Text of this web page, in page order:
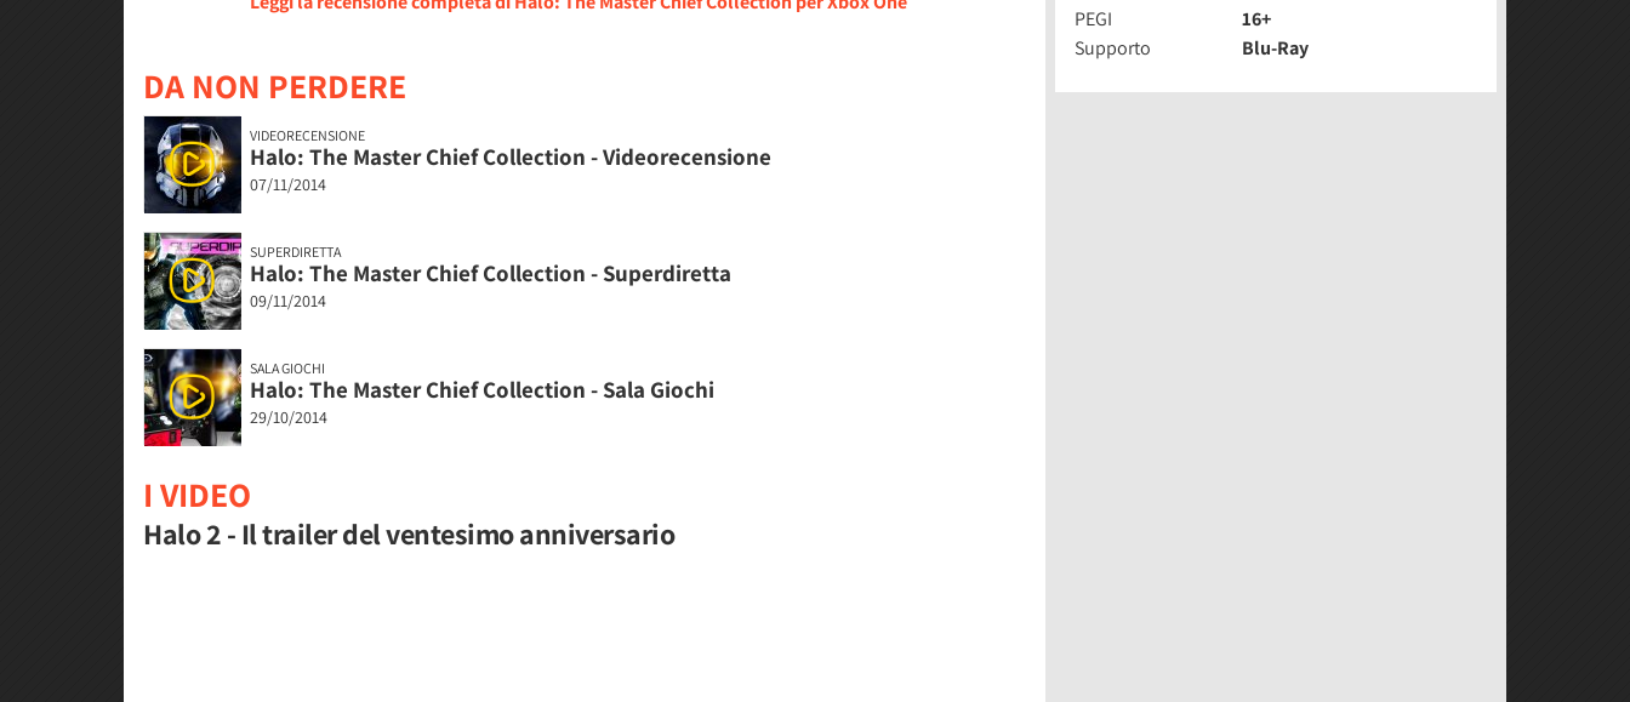
DA NON PERDERE
VIDEORECENSIONE
Halo: The Master Chief Collection - Videorecensione
07/11/2014
SUPERDIRETTA
Halo: The Master Chief Collection - Superdiretta
09/11/2014
SALA GIOCHI
Halo: The Master Chief Collection - Sala Giochi
29/10/2014
I VIDEO
Halo 2 - Il trailer del ventesimo anniversario
PEGI
16+
Supporto
Blu-Ray